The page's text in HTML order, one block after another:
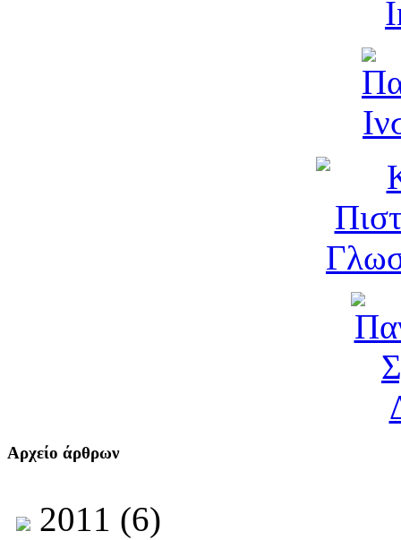
Αρχείο άρθρων
2011 (6)